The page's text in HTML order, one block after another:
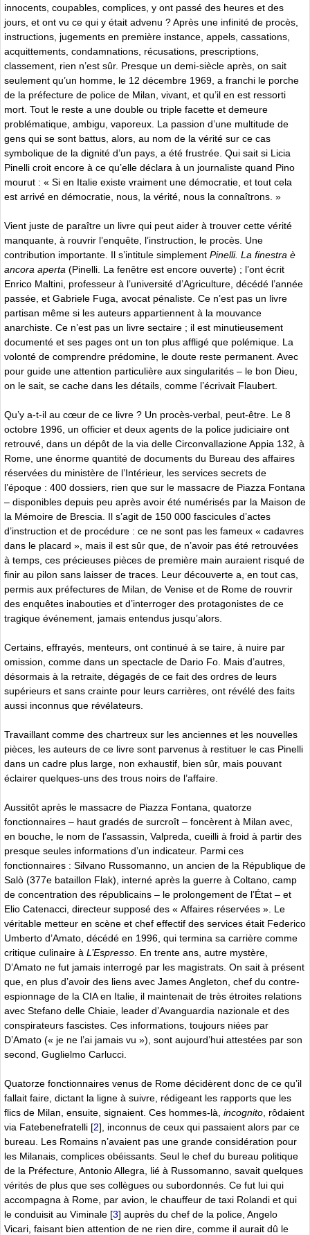
innocents, coupables, complices, y ont passé des heures et des
jours, et ont vu ce qui y était advenu ? Après une infinité de procès,
instructions, jugements en première instance, appels, cassations,
acquittements, condamnations, récusations, prescriptions,
classement, rien n’est sûr. Presque un demi-siècle après, on sait
seulement qu’un homme, le 12 décembre 1969, a franchi le porche
de la préfecture de police de Milan, vivant, et qu’il en est ressorti
mort. Tout le reste a une double ou triple facette et demeure
problématique, ambigu, vaporeux. La passion d’une multitude de
gens qui se sont battus, alors, au nom de la vérité sur ce cas
symbolique de la dignité d’un pays, a été frustrée. Qui sait si Licia
Pinelli croit encore à ce qu’elle déclara à un journaliste quand Pino
mourut : « Si en Italie existe vraiment une démocratie, et tout cela
est arrivé en démocratie, nous, la vérité, nous la connaîtrons. »
Vient juste de paraître un livre qui peut aider à trouver cette vérité
manquante, à rouvrir l’enquête, l’instruction, le procès. Une
contribution importante. Il s’intitule simplement Pinelli. La finestra è
ancora aperta (Pinelli. La fenêtre est encore ouverte) ; l’ont écrit
Enrico Maltini, professeur à l’université d’Agriculture, décédé l’année
passée, et Gabriele Fuga, avocat pénaliste. Ce n’est pas un livre
partisan même si les auteurs appartiennent à la mouvance
anarchiste. Ce n’est pas un livre sectaire ; il est minutieusement
documenté et ses pages ont un ton plus affligé que polémique. La
volonté de comprendre prédomine, le doute reste permanent. Avec
pour guide une attention particulière aux singularités – le bon Dieu,
on le sait, se cache dans les détails, comme l’écrivait Flaubert.
Qu’y a-t-il au cœur de ce livre ? Un procès-verbal, peut-être. Le 8
octobre 1996, un officier et deux agents de la police judiciaire ont
retrouvé, dans un dépôt de la via delle Circonvallazione Appia 132, à
Rome, une énorme quantité de documents du Bureau des affaires
réservées du ministère de l’Intérieur, les services secrets de
l’époque : 400 dossiers, rien que sur le massacre de Piazza Fontana
– disponibles depuis peu après avoir été numérisés par la Maison de
la Mémoire de Brescia. Il s’agit de 150 000 fascicules d’actes
d’instruction et de procédure : ce ne sont pas les fameux « cadavres
dans le placard », mais il est sûr que, de n’avoir pas été retrouvées
à temps, ces précieuses pièces de première main auraient risqué de
finir au pilon sans laisser de traces. Leur découverte a, en tout cas,
permis aux préfectures de Milan, de Venise et de Rome de rouvrir
des enquêtes inabouties et d’interroger des protagonistes de ce
tragique événement, jamais entendus jusqu’alors.
Certains, effrayés, menteurs, ont continué à se taire, à nuire par
omission, comme dans un spectacle de Dario Fo. Mais d’autres,
désormais à la retraite, dégagés de ce fait des ordres de leurs
supérieurs et sans crainte pour leurs carrières, ont révélé des faits
aussi inconnus que révélateurs.
Travaillant comme des chartreux sur les anciennes et les nouvelles
pièces, les auteurs de ce livre sont parvenus à restituer le cas Pinelli
dans un cadre plus large, non exhaustif, bien sûr, mais pouvant
éclairer quelques-uns des trous noirs de l’affaire.
Aussitôt après le massacre de Piazza Fontana, quatorze
fonctionnaires – haut gradés de surcroît – foncèrent à Milan avec,
en bouche, le nom de l’assassin, Valpreda, cueilli à froid à partir des
presque seules informations d’un indicateur. Parmi ces
fonctionnaires : Silvano Russomanno, un ancien de la République de
Salò (377e bataillon Flak), interné après la guerre à Coltano, camp
de concentration des républicains – le prolongement de l’État – et
Elio Catenacci, directeur supposé des « Affaires réservées ». Le
véritable metteur en scène et chef effectif des services était Federico
Umberto d’Amato, décédé en 1996, qui termina sa carrière comme
critique culinaire à L’Espresso . En trente ans, autre mystère,
D’Amato ne fut jamais interrogé par les magistrats. On sait à présent
que, en plus d’avoir des liens avec James Angleton, chef du contre-
espionnage de la CIA en Italie, il maintenait de très étroites relations
avec Stefano delle Chiaie, leader d’Avanguardia nazionale et des
conspirateurs fascistes. Ces informations, toujours niées par
D’Amato (« je ne l’ai jamais vu »), sont aujourd’hui attestées par son
second, Guglielmo Carlucci.
Quatorze fonctionnaires venus de Rome décidèrent donc de ce qu’il
fallait faire, dictant la ligne à suivre, rédigeant les rapports que les
flics de Milan, ensuite, signaient. Ces hommes-là, incognito , rôdaient
via Fatebenefratelli [2] , inconnus de ceux qui passaient alors par ce
bureau. Les Romains n’avaient pas une grande considération pour
les Milanais, complices obéissants. Seul le chef du bureau politique
de la Préfecture, Antonio Allegra, lié à Russomanno, savait quelques
vérités de plus que ses collègues ou subordonnés. Ce fut lui qui
accompagna à Rome, par avion, le chauffeur de taxi Rolandi et qui
le conduisit au Viminale [3] auprès du chef de la police, Angelo
Vicari, faisant bien attention de ne rien dire, comme il aurait dû le